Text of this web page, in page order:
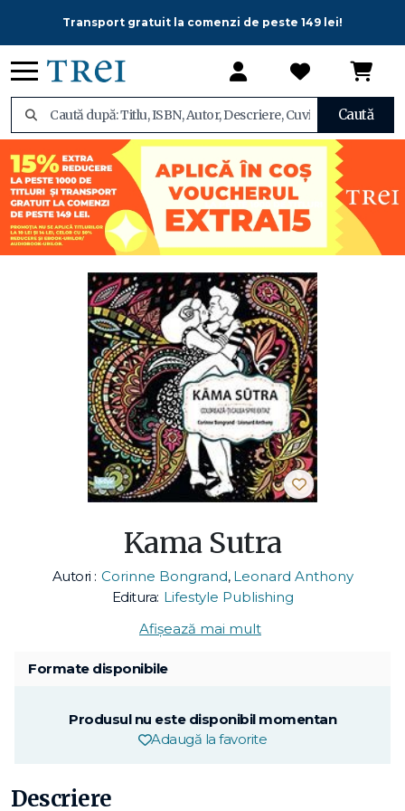
Transport gratuit la comenzi de peste 149 lei!
Caută
Kama Sutra
Autori : Corinne Bongrand, Leonard Anthony
Editura: Lifestyle Publishing
Afișează mai mult
Formate disponibile
Produsul nu este disponibil momentan
Adaugă la favorite
Descriere